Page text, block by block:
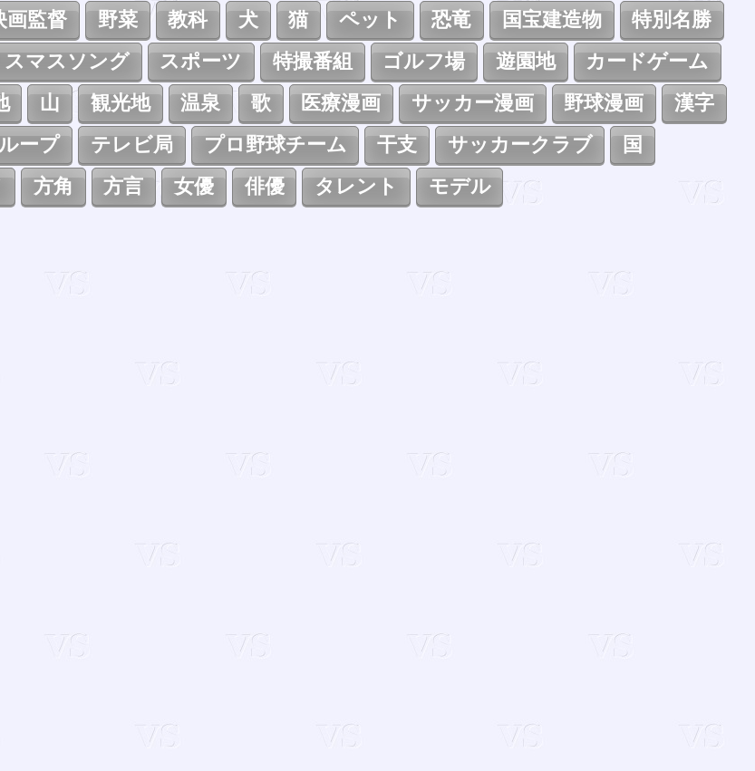
画監督 野菜 教科 犬 猫 ペット 恐竜 国宝建造物
特別名勝
スマスソング スポーツ 特撮番組 ゴルフ場 遊園地
カードゲーム
山 観光地 温泉 歌 医療漫画 サッカー漫画 野球漫画
漢字
ープ テレビ局 プロ野球チーム 干支 サッカークラブ
国
方角 方言 女優 俳優 タレント モデル